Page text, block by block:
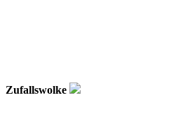
Zufallswolke